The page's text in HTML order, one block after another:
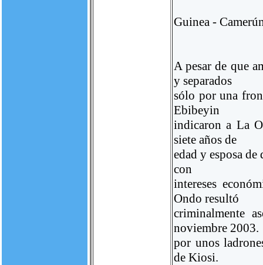
Guinea -
A pesar de que
y separados
sólo por una
Ebibeyin
indicaron a La
siete años de
edad y esposa
con
intereses
Ondo resultó
criminalmente
noviembre 2003.
por unos
de Kiosi.